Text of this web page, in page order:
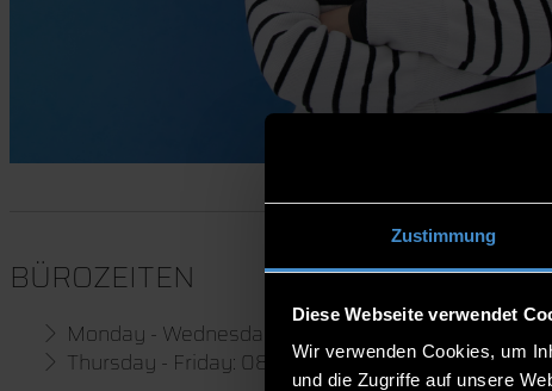
Zustimmung
Diese Webseite verwendet
Wir verwenden Cookies, um
und die Zugriffe auf unsere
BÜROZEITEN
Monday - Wednesday: 07:30 - 12:00 / 13:00 - 16:00
Thursday - Friday: 08:00 - 12:00 / 13:00 - 16:00